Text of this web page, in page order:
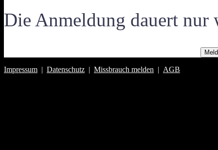
Die Anmeldung dauert
Impressum | Datenschutz | Missbrauch melden | AGB